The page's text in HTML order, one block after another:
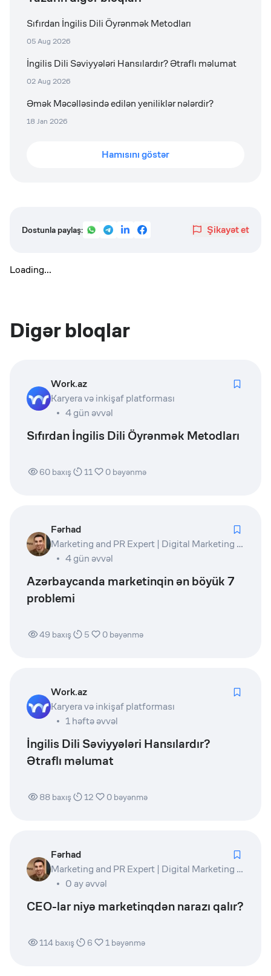
Sıfırdan İngilis Dili Öyrənmək Metodları
05 Aug 2026
İngilis Dili Səviyyələri Hansılardır? Ətraflı məlumat
02 Aug 2026
Əmək Məcəlləsində edilən yeniliklər nələrdir?
18 Jan 2026
Hamısını göstər
Dostunla paylaş: Şikayət et
Loading...
Digər bloqlar
Work.az
Karyera və inkişaf platforması
4 gün əvvəl
Sıfırdan İngilis Dili Öyrənmək Metodları
60 baxış 11 0 bəyənmə
Fərhad
Marketing and PR Expert | Digital Marketing Lead | Product Owner | Writer
4 gün əvvəl
Azərbaycanda marketinqin ən böyük 7
problemi
49 baxış 5 0 bəyənmə
Work.az
Karyera və inkişaf platforması
1 həftə əvvəl
İngilis Dili Səviyyələri Hansılardır?
Ətraflı məlumat
88 baxış 12 0 bəyənmə
Fərhad
Marketing and PR Expert | Digital Marketing Lead | Product Owner | Writer
0 ay əvvəl
CEO-lar niyə marketinqdən narazı qalır?
114 baxış 6 1 bəyənmə